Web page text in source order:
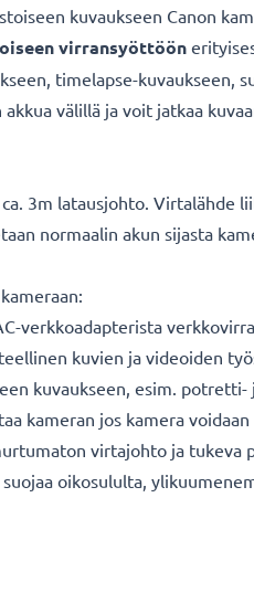
kuvaukseen Canon
virransyöttöön
timelapse-kuvaukseen,
välillä ja voit jatkaa
3m latausjohto. Virtalähde
normaalin akun sijasta
verkkoadapterista
kuvien ja videoiden
kuvaukseen, esim.
kameran jos kamera
virtajohto ja tukeva
oikosululta,